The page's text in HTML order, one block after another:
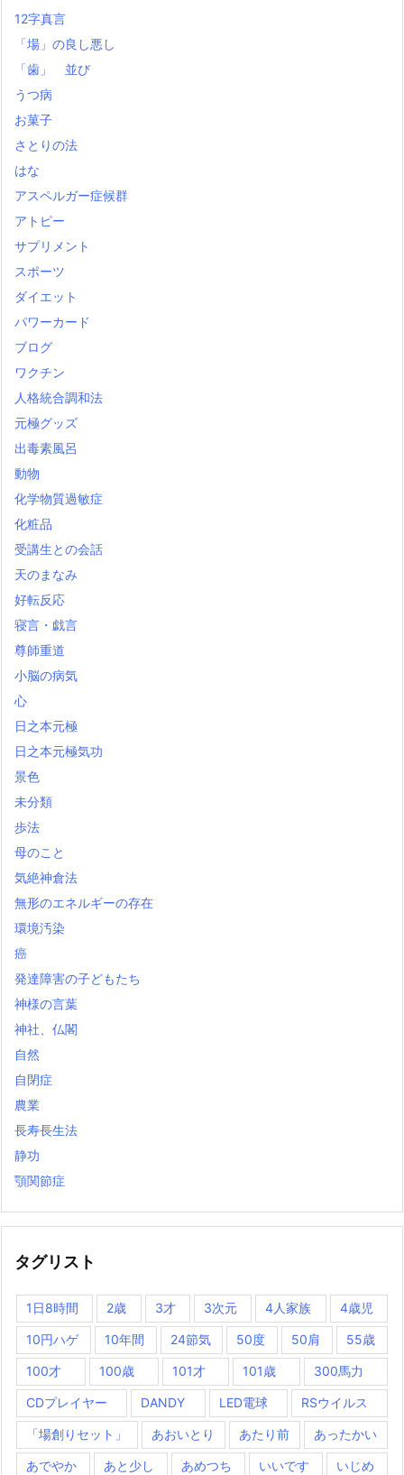
12字真言
「場」の良し悪し
「歯」 並び
うつ病
お菓子
さとりの法
はな
アスペルガー症候群
アトピー
サプリメント
スポーツ
ダイエット
パワーカード
ブログ
ワクチン
人格統合調和法
元極グッズ
出毒素風呂
動物
化学物質過敏症
化粧品
受講生との会話
天のまなみ
好転反応
寝言・戯言
尊師重道
小脳の病気
心
日之本元極
日之本元極気功
景色
未分類
歩法
母のこと
気絶神倉法
無形のエネルギーの存在
環境汚染
癌
発達障害の子どもたち
神様の言葉
神社、仏閣
自然
自閉症
農業
長寿長生法
静功
顎関節症
タグリスト
1日8時間 2歳 3才 3次元 4人家族 4歳児
10円ハゲ 10年間 24節気 50度 50肩 55歳
100才 100歳 101才 101歳 300馬力
CDプレイヤー DANDY LED電球 RSウイルス
「場創りセット」 あおいとり あたり前 あったかい
あでやか あと少し あめつち いいです いじめ